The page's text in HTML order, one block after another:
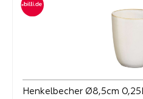
Henkelbecher Ø8,5cm 0,25L